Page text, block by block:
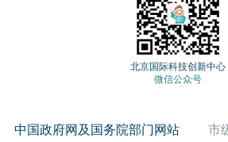
北京国际科技创新中心
微信公众号
中国政府网及国务院部门网站 市